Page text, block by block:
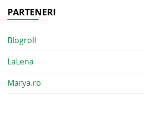
PARTENERI
Blogroll
LaLena
Marya.ro